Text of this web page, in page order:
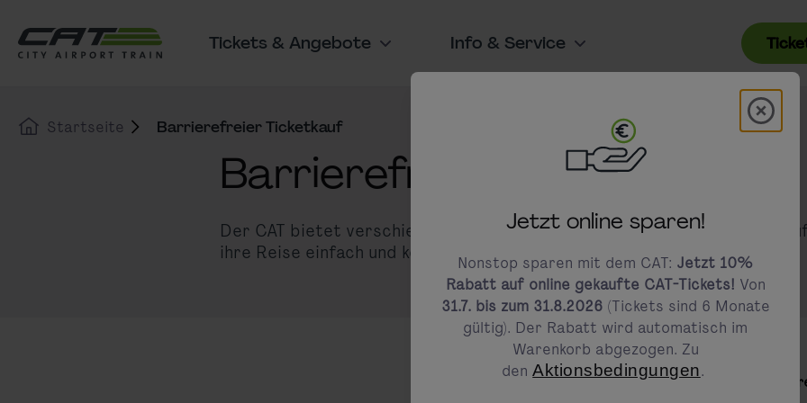
Hauptnavigation
Tickets & Angebote Info & Service
Startseite Barrierefreier Ticketkauf
Barrierefrei zum CAT-Ticket
Der CAT bietet verschiedene barrierefreie Möglichkeiten zum
ihre Reise einfach und komfortabel buchen können.
Online auf unserer
Modal
modals.promotion.title
Jetzt online sparen!
Nonstop sparen mit dem CAT: Jetzt 10%
Rabatt auf online gekaufte CAT-Tickets! Von
31.7. bis zum 31.8.2026(Tickets sind 6 Monate
gültig). Der Rabatt wird automatisch im
Warenkorb abgezogen. Zu
denAktionsbedingungen.